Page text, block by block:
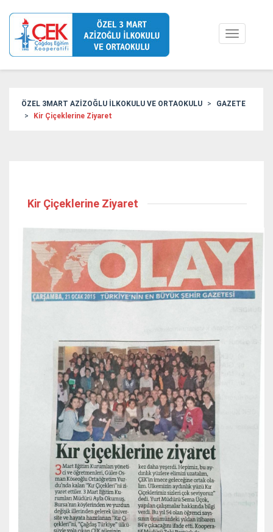
Toggle
navigation
ÖZEL 3MART AZİZOĞLU İLKOKULU VE ORTAOKULU
GAZETE
Kir Çiçeklerine Ziyaret
Kir Çiçeklerine Ziyaret